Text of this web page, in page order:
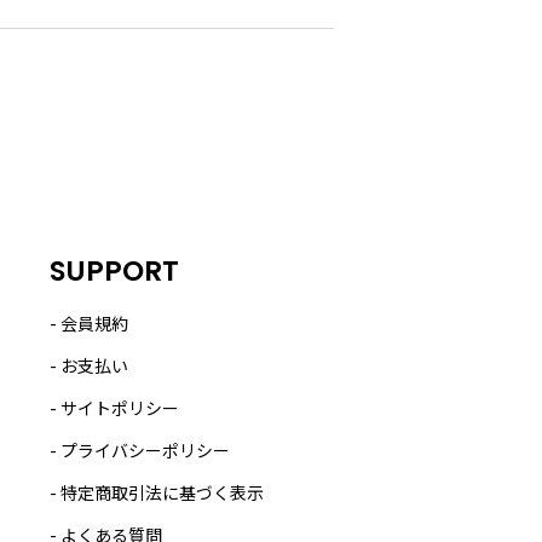
SUPPORT
会員規約
お支払い
サイトポリシー
プライバシーポリシー
特定商取引法に基づく表示
よくある質問